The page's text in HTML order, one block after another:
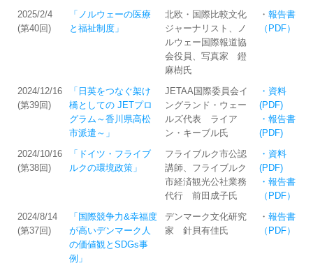
2025/2/4
(第40回)
「ノルウェーの医療
と福祉制度」
北欧・国際比較文化
ジャーナリスト、ノ
ルウェー国際報道協
会役員、写真家 鐙
麻樹氏
・ 報告書
（PDF）
2024/12/16
(第39回)
「日英をつなぐ架け
橋としての JETプロ
グラム～香川県高松
市派遣～」
JETAA国際委員会イ
ングランド・ウェー
ルズ代表 ライア
ン・キーブル氏
・資料
(PDF)
・報告書
(PDF)
2024/10/16
(第38回)
「ドイツ・フライブ
ルクの環境政策」
フライブルク市公認
講師、フライブルク
市経済観光公社業務
代行 前田成子氏
・資料
(PDF)
・報告書
（PDF）
2024/8/14
(第37回)
「国際競争力&幸福度
が高いデンマーク人
の価値観とSDGs事
例」
デンマーク文化研究
家 針貝有佳氏
・ 報告書
（PDF）